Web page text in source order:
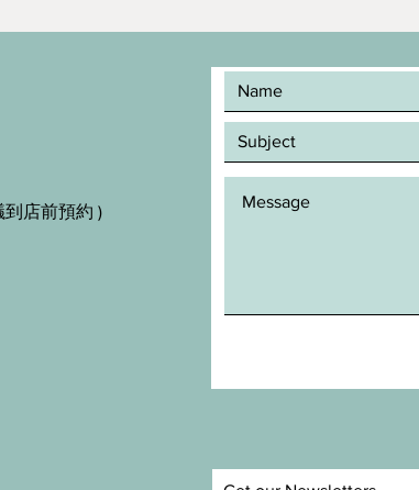
到店前預約 )